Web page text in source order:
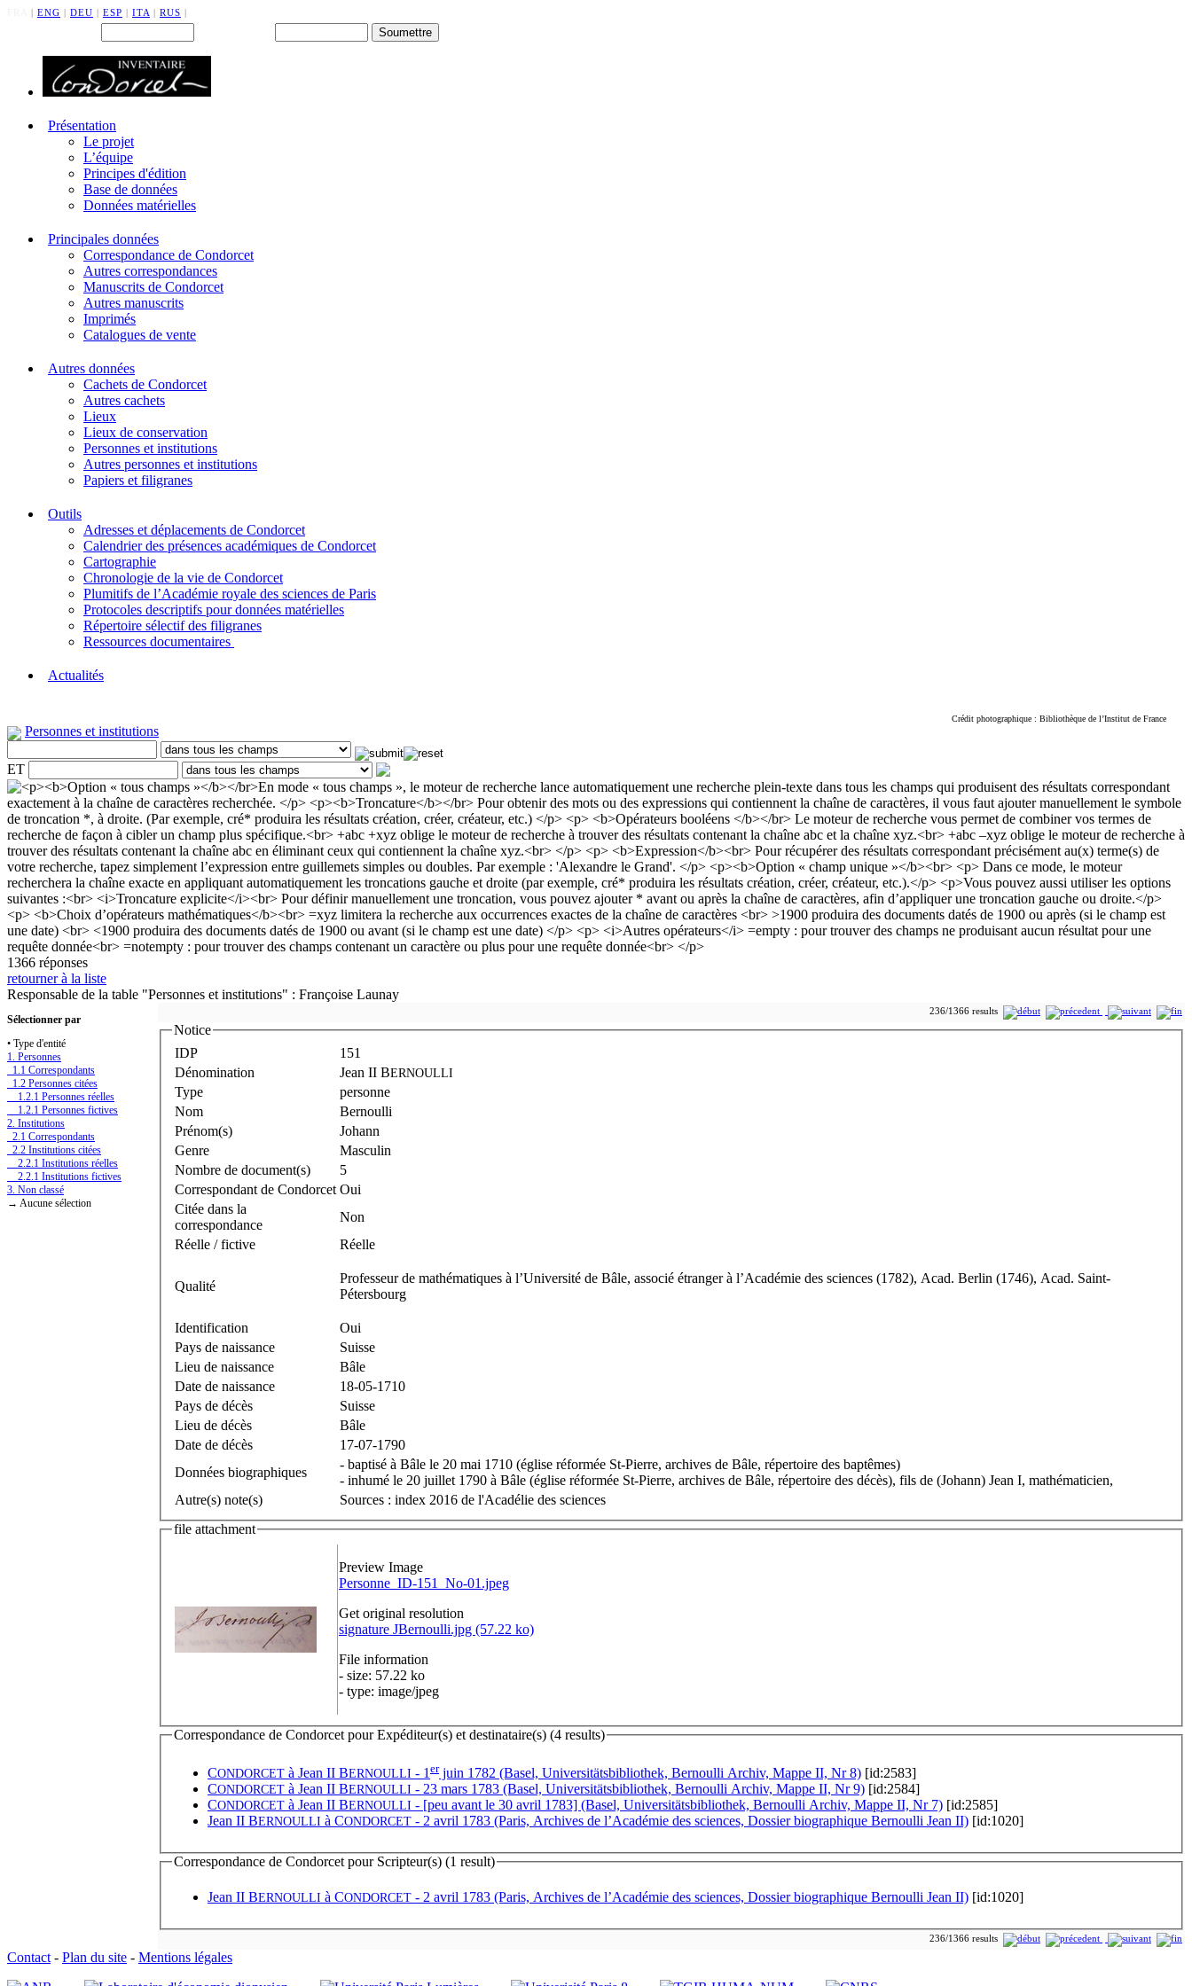
| ENG | DEU | ESP | ITA | RUS |
Présentation
Le projet
L’équipe
Principes d'édition
Base de données
Données matérielles
Principales données
Correspondance de Condorcet
Autres correspondances
Manuscrits de Condorcet
Autres manuscrits
Imprimés
Catalogues de vente
Autres données
Cachets de Condorcet
Autres cachets
Lieux
Lieux de conservation
Personnes et institutions
Autres personnes et institutions
Papiers et filigranes
Outils
Adresses et déplacements de Condorcet
Calendrier des présences académiques de Condorcet
Cartographie
Chronologie de la vie de Condorcet
Plumitifs de l’Académie royale des sciences de Paris
Protocoles descriptifs pour données matérielles
Répertoire sélectif des filigranes
Ressources documentaires
Actualités
Crédit photographique : Bibliothèque de l’Institut de France
Personnes et institutions
ET
1366 réponses
retourner à la liste
Responsable de la table "Personnes et institutions" : Françoise Launay
Sélectionner par
• Type d'entité
1. Personnes
1.1 Correspondants
1.2 Personnes citées
1.2.1 Personnes réelles
1.2.1 Personnes fictives
2. Institutions
2.1 Correspondants
2.2 Institutions citées
2.2.1 Institutions réelles
2.2.1 Institutions fictives
3. Non classé
→ Aucune sélection
236/1366 results
Notice
IDP
151
Dénomination
Jean II BERNOULLI
Type
personne
Nom
Bernoulli
Prénom(s)
Johann
Genre
Masculin
Nombre de document(s)
5
Correspondant de Condorcet Oui
Citée dans la
correspondance
Non
Réelle / fictive
Réelle
Qualité
Professeur de mathématiques à l’Université de Bâle, associé étranger à l’Académie des sciences (1782), Acad. Berlin (1746), Acad. Saint-
Pétersbourg
Identification
Oui
Pays de naissance
Suisse
Lieu de naissance
Bâle
Date de naissance
18-05-1710
Pays de décès
Suisse
Lieu de décès
Bâle
Date de décès
17-07-1790
Données biographiques
- baptisé à Bâle le 20 mai 1710 (église réformée St-Pierre, archives de Bâle, répertoire des baptêmes)
- inhumé le 20 juillet 1790 à Bâle (église réformée St-Pierre, archives de Bâle, répertoire des décès), fils de (Johann) Jean I, mathématicien,
Autre(s) note(s)
Sources : index 2016 de l'Acadélie des sciences
file attachment
Preview Image
Personne_ID-151_No-01.jpeg
Get original resolution
signature JBernoulli.jpg (57.22 ko)
File information
- size: 57.22 ko
- type: image/jpeg
Correspondance de Condorcet pour Expéditeur(s) et destinataire(s) (4 results)
CONDORCET à Jean II BERNOULLI - 1 erjuin 1782 (Basel, Universitätsbibliothek, Bernoulli Archiv, Mappe II, Nr 8) [id:2583]
CONDORCET à Jean II BERNOULLI - 23 mars 1783 (Basel, Universitätsbibliothek, Bernoulli Archiv, Mappe II, Nr 9) [id:2584]
CONDORCET à Jean II BERNOULLI - [peu avant le 30 avril 1783] (Basel, Universitätsbibliothek, Bernoulli Archiv, Mappe II, Nr 7) [id:2585]
Jean II BERNOULLI à CONDORCET - 2 avril 1783 (Paris, Archives de l’Académie des sciences, Dossier biographique Bernoulli Jean II) [id:1020]
Correspondance de Condorcet pour Scripteur(s) (1 result)
Jean II BERNOULLI à CONDORCET - 2 avril 1783 (Paris, Archives de l’Académie des sciences, Dossier biographique Bernoulli Jean II) [id:1020]
236/1366 results
Contact - Plan du site - Mentions légales